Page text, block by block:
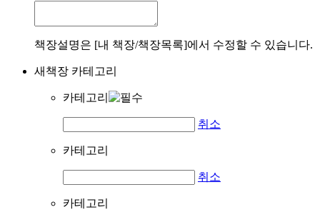
책장설명은 [내 책장/책장목록]에서 수정할 수 있습니다.
새책장 카테고리
카테고리
취소
카테고리
취소
카테고리